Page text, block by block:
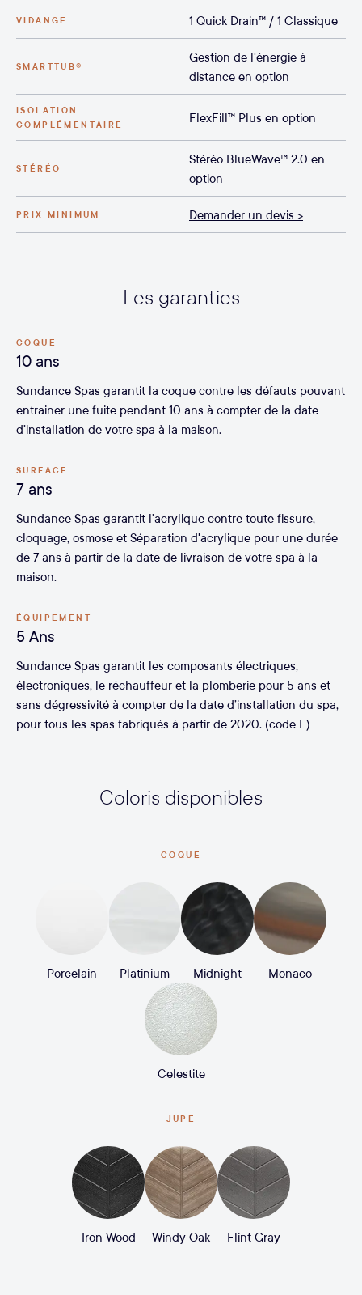
VIDANGE 1 Quick Drain™ / 1 Classique
SMARTTUB®
Gestion de l'énergie à
distance en option
ISOLATION
COMPLÉMENTAIRE
FlexFill™ Plus en option
STÉRÉO
Stéréo BlueWave™ 2.0 en
option
PRIX MINIMUM Demander un devis >
Les garanties
COQUE
10 ans
Sundance Spas garantit la coque contre les défauts pouvant
entrainer une fuite pendant 10 ans à compter de la date
d’installation de votre spa à la maison.
SURFACE
7 ans
Sundance Spas garantit l’acrylique contre toute fissure,
cloquage, osmose et Séparation d'acrylique pour une durée
de 7 ans à partir de la date de livraison de votre spa à la
maison.
ÉQUIPEMENT
5 Ans
Sundance Spas garantit les composants électriques,
électroniques, le réchauffeur et la plomberie pour 5 ans et
sans dégressivité à compter de la date d’installation du spa,
pour tous les spas fabriqués à partir de 2020. (code F)
Coloris disponibles
COQUE
Porcelain Platinium Midnight Monaco
Celestite
JUPE
Iron Wood Windy Oak Flint Gray